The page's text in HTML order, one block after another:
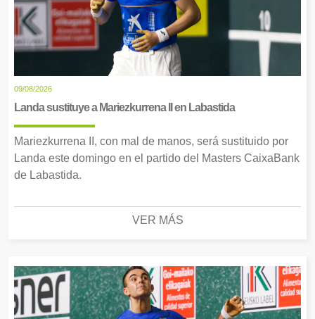
09/08/2026
Landa sustituye a Mariezkurrena II en Labastida
Mariezkurrena II, con mal de manos, será sustituido por
Landa este domingo en el partido del Masters CaixaBank
de Labastida.
VER MÁS